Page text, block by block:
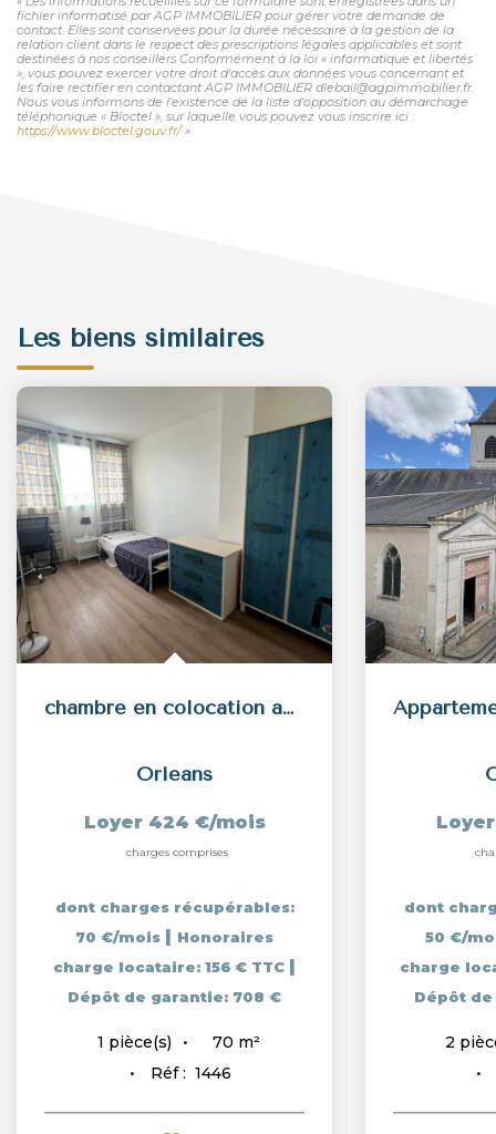
fichier informatisé par AGP IMMOBILIER pour gérer votre demande de
contact. Elles sont conservées pour la durée nécessaire à la gestion de la
relation client dans le respect des prescriptions légales applicables et sont
destinées à nos conseillers Conformément à la loi « informatique et libertés
», vous pouvez exercer votre droit d'accès aux données vous concernant et
les faire rectifier en contactant AGP IMMOBILIER dlebail@agpimmobilier.fr.
Nous vous informons de l'existence de la liste d'opposition au démarchage
téléphonique « Bloctel », sur laquelle vous pouvez vous inscrire ici :
https://www.bloctel.gouv.fr/»
Les biens similaires
chambre en colocation appartement T4 meublé - Orléans sud
Orleans
Loyer 424 €/mois
charges comprises
dont charges récupérables:
70 €/mois | Honoraires
charge locataire: 156 € TTC |
Dépôt de garantie: 708 €
1 pièce(s) 70 m²
Réf : 1446
dont
50 €/
charge
Dépôt de
2